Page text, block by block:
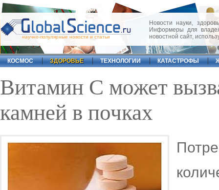
научно-популярные новости и статьи
Новости науки,
Информеры для
новостной сайт,
КОСМОС ЗДОРОВЬЕ ТЕХНОЛОГИИ КАТАСТРОФЫ
Витамин С может
камней в почках